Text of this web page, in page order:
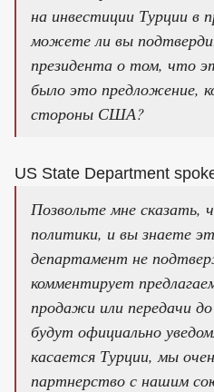
на инвестиции Турции в
можете ли вы
президента о том, что
было это предложение,
стороны США?
US State Department
Позвольте мне сказать,
политики, и вы знаете
департамент не
комментирует
продажи или передачи
будут официально
касается Турции, мы
партнерство с нашим